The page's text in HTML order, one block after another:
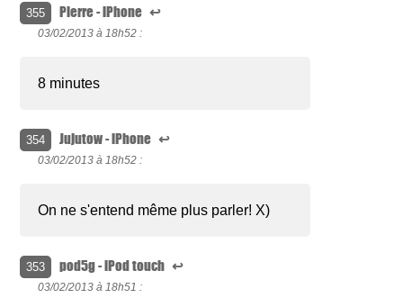
355 Pierre - iPhone ↩
03/02/2013 à 18h52 :
8 minutes
354 Jujutow - iPhone ↩
03/02/2013 à 18h52 :
On ne s'entend même plus parler! X)
353 pod5g - iPod touch ↩
03/02/2013 à 18h51 :